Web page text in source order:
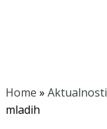
Home » Aktualnosti
mladih